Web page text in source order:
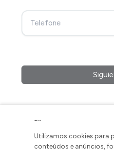
Utilizamos cookies para
conteúdos e anúncios,